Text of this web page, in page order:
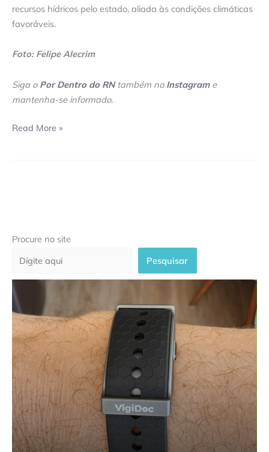
recursos hídricos pelo estado, aliada às condições climáticas
favoráveis.
Foto: Felipe Alecrim
Siga o Por Dentro do RNtambém no Instagrame
mantenha-se informado.
Read More »
Procure no site
Pesquisar